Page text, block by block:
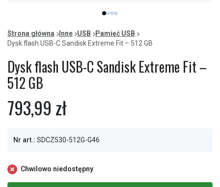
item
0
item
1
item
2
item
3
of
4
Strona główna Inne USB
Pamięć USB
Dysk flash USB-C Sandisk Extreme Fit – 512 GB
Dysk flash USB-C Sandisk Extreme Fit –
512 GB
793,99 zł
Nr art.: SDCZ530-512G-G46
Chwilowo niedostępny